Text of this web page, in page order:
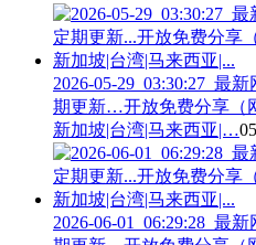
2026-05-29_03:30:27_最
期更新…开放免费分享（
新加坡|台湾|马来西亚|…
2026-06-01_06:29:28_最